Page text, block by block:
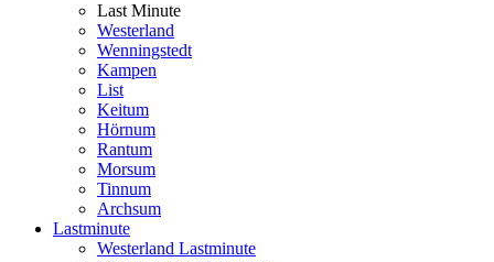
Last Minute
Westerland
Wenningstedt
Kampen
List
Keitum
Hörnum
Rantum
Morsum
Tinnum
Archsum
Lastminute
Westerland Lastminute